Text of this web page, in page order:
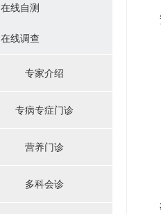
在线自测
在线调查
专家介绍
专病专症门诊
营养门诊
多科会诊
安
步